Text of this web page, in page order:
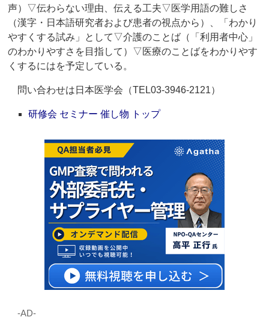
声）▽伝わらない理由、伝える工夫▽医学用語の難しさ
（漢字・日本語研究者および患者の視点から）、「わかり
やすくする試み」として▽介護のことば（「利用者中心」
のわかりやすさを目指して）▽医療のことばをわかりやす
くするにはを予定している。
問い合わせは日本医学会（TEL03-3946-2121）
研修会 セミナー 催し物 トップ
‐AD‐